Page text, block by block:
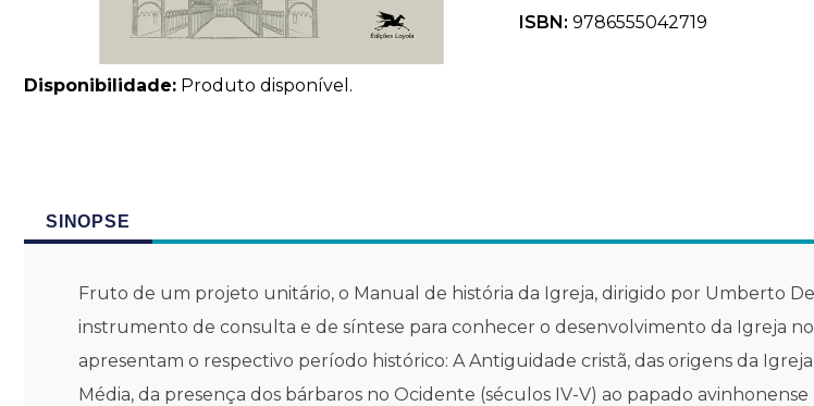
Disponibilidade: Produto disponível.
ISBN: 9786555042719
SINOPSE
Fruto de um projeto unitário, o Manual de história da Igreja, dirigido por Umberto
instrumento de consulta e de síntese para conhecer o desenvolvimento da Igreja
apresentam o respectivo período histórico: A Antiguidade cristã, das origens da
Média, da presença dos bárbaros no Ocidente (séculos IV-V) ao papado avinhonense